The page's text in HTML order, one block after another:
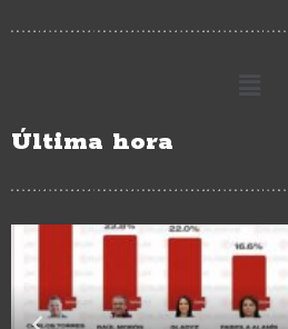
Última hora